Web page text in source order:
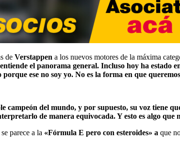
de Verstappen a los nuevos motores de la máxima
el panorama general. Incluso hoy ha estado
ese no soy yo. No es la forma en que
del mundo, y por supuesto, su voz tiene
de manera equivocada. Y esto es algo
parece a la «Fórmula E pero con esteroides» a que